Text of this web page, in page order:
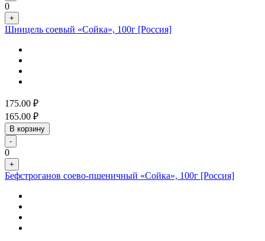
0
+
Шницель соевый «Сойка», 100г [Россия]
175.00 ₽
165.00 ₽
В корзину
-
0
+
Бефстроганов соево-пшеничный «Сойка», 100г [Россия]